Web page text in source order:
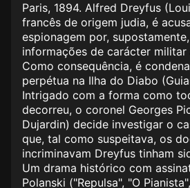
Paris, 1894. Alfred Dreyfus
francês de origem judia, é
espionagem por,
informações de carácter militar
Como consequência, é
perpétua na Ilha do Diabo
Intrigado com a forma como
decorreu, o coronel Georges
Dujardin) decide investigar o
que, tal como suspeitava, os
incriminavam Dreyfus tinham
Um drama histórico com
Polanski ("Repulsa", "O